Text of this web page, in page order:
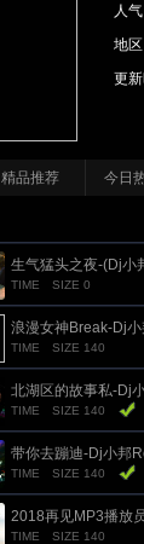
人
地
更
精品推荐 今日
生气猛头之夜-(Dj小
TIME SIZE 0
浪漫女神Break-Dj
TIME SIZE 140
北湖区的故事私-Dj
TIME SIZE 140
带你去蹦迪-Dj小邦
TIME SIZE 140
2018再见MP3播放
TIME SIZE 140